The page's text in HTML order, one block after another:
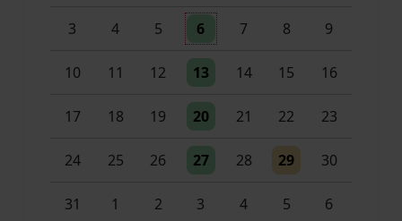
3 4 5 6
Un évènement
7 8 9
10 11 12 13
Un évènement
14 15 16
17 18 19 20
Un évènement
21 22 23
24 25 26 27
Un évènement
28 29
Un évènement
30
31 1 2 3
Un évènement
4 5
2 évènements
6